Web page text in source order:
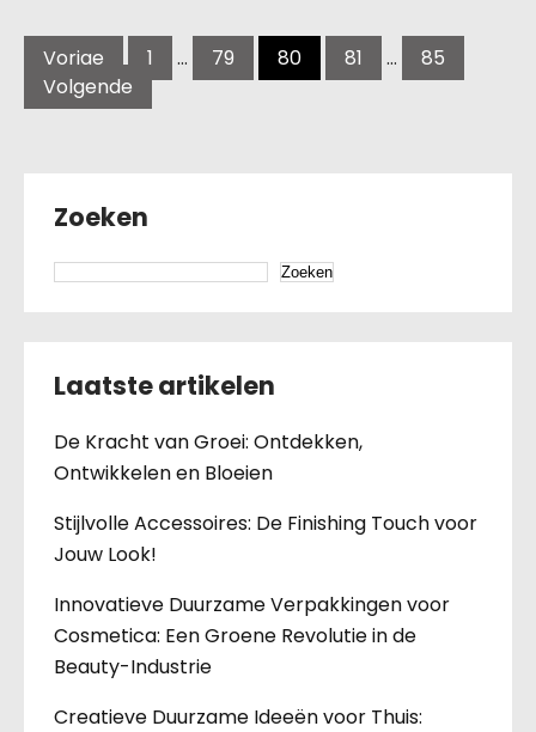
Posts
pagination
Vorige 1 … 79 80 81 …
85
Volgende
Zoeken
Zoeken
Laatste artikelen
De Kracht van Groei: Ontdekken,
Ontwikkelen en Bloeien
Stijlvolle Accessoires: De Finishing Touch voor
Jouw Look!
Innovatieve Duurzame Verpakkingen voor
Cosmetica: Een Groene Revolutie in de
Beauty-Industrie
Creatieve Duurzame Ideeën voor Thuis: